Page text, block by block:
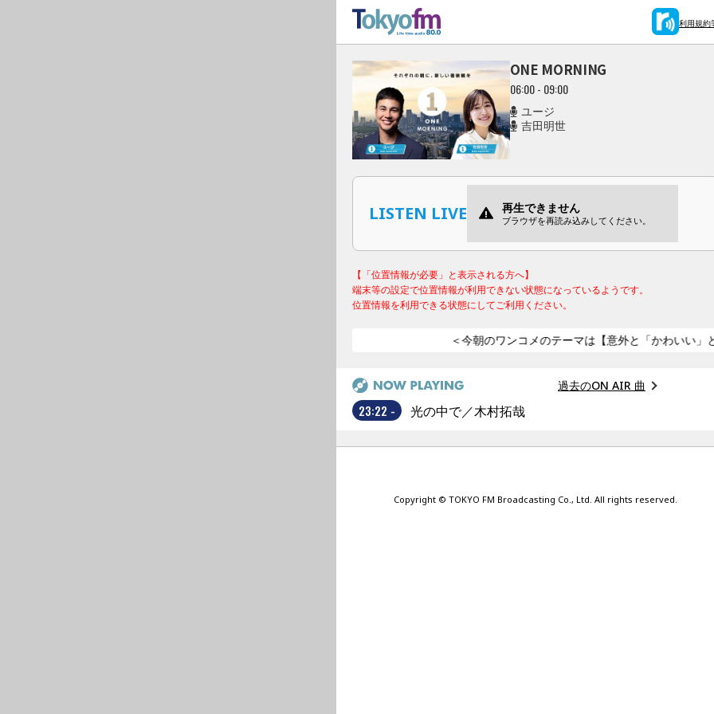
利用規約
ONE MORNING
06:00 - 09:00
ユージ
吉田明世
LISTEN LIVE
【「位置情報が必要」と表示される方へ】
端末等の設定で位置情報が利用できない状態になっているようです。
位置情報を利用できる状態にしてご利用ください。
＜今朝のワンコメのテーマは【意外と「かわいい
過去のON AIR 曲
23:22 - 光の中で／木村拓哉
Copyright © TOKYO FM Broadcasting Co., Ltd. All rights reserved.